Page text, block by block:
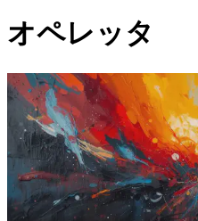
オペレッタ